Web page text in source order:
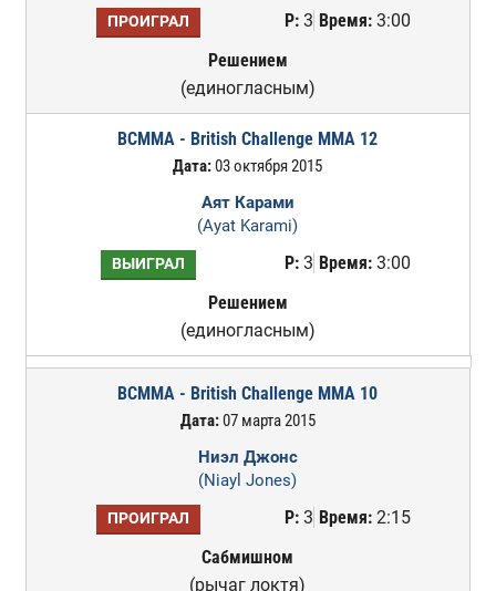
ПРОИГРАЛ Р:3 Время:3:00
Решением
(единогласным)
BCMMA - British Challenge MMA 12
Дата:03 октября 2015
Аят Карами
(Ayat Karami)
ВЫИГРАЛ Р:3 Время:3:00
Решением
(единогласным)
BCMMA - British Challenge MMA 10
Дата:07 марта 2015
Ниэл Джонс
(Niayl Jones)
ПРОИГРАЛ Р:3 Время:2:15
Сабмишном
(рычаг локтя)